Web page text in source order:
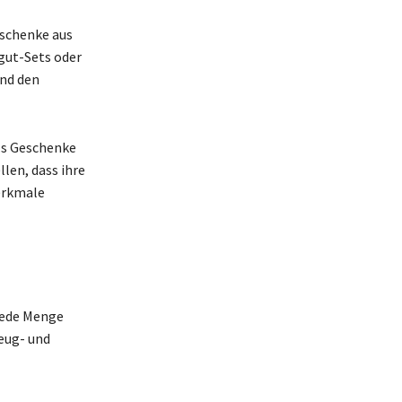
aus
Sets oder
den
Geschenke
dass ihre
Menge
und